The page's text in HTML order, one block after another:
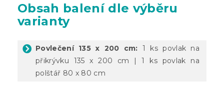
Obsah balení dle výběru
varianty
Povlečení 135 x 200 cm: 1 ks povlak na
přikrývku 135 x 200 cm | 1 ks povlak na
polštář 80 x 80 cm